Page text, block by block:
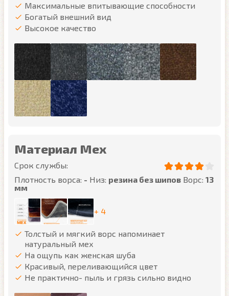
Максимальные впитывающие способности
Богатый внешний вид
Высокое качество
Материал Мех
Срок службы:
Плотность ворса: - Низ: резина без шипов Ворс: 13
мм
+ 4
Толстый и мягкий ворс напоминает
натуральный мех
На ощупь как женская шуба
Красивый, переливающийся цвет
Не практично- пыль и грязь сильно видно